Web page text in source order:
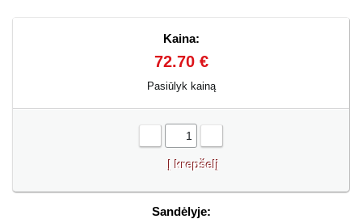
Kaina:
72.70 €
Pasiūlyk kainą
Sandėlyje: